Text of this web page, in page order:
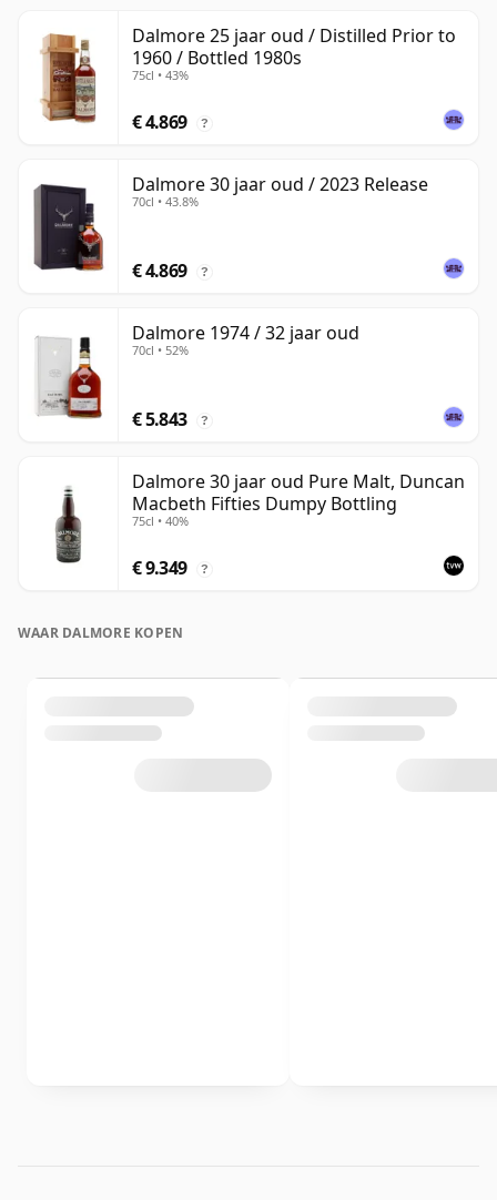
Dalmore 25 jaar oud / Distilled Prior to
1960 / Bottled 1980s
75cl • 43%
€ 4.869 ?
Dalmore 30 jaar oud / 2023 Release
70cl • 43.8%
€ 4.869 ?
Dalmore 1974 / 32 jaar oud
70cl • 52%
€ 5.843 ?
Dalmore 30 jaar oud Pure Malt, Duncan
Macbeth Fifties Dumpy Bottling
75cl • 40%
€ 9.349 ?
WAAR DALMORE KOPEN